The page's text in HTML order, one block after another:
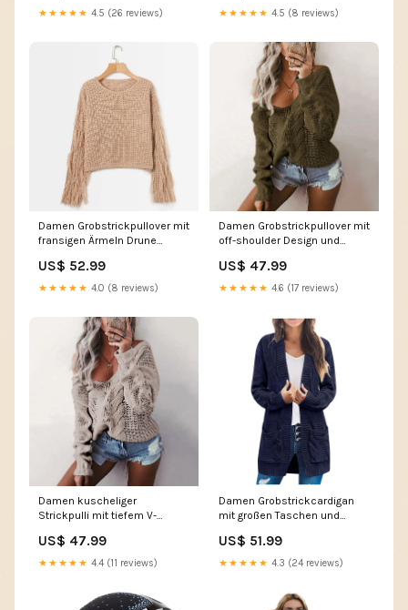
★★★★★ 4.5 (26 reviews) ★★★★★ 4.5 (8 reviews)
Damen Grobstrickpullover mit
fransigen Ärmeln Drune
US$ 52.99
★★★★★ 4.0 (8 reviews)
Damen Grobstrickpullover mit
off-shoulder Design und
US$ 47.99
★★★★★ 4.6 (17 reviews)
Damen kuscheliger
Strickpulli mit tiefem V-
Zopfmuster Drune polarized
US$ 47.99
★★★★★ 4.4 (11 reviews)
Damen Grobstrickcardigan
mit großen Taschen und
men jackets
US$ 51.99
★★★★★ 4.3 (24 reviews)